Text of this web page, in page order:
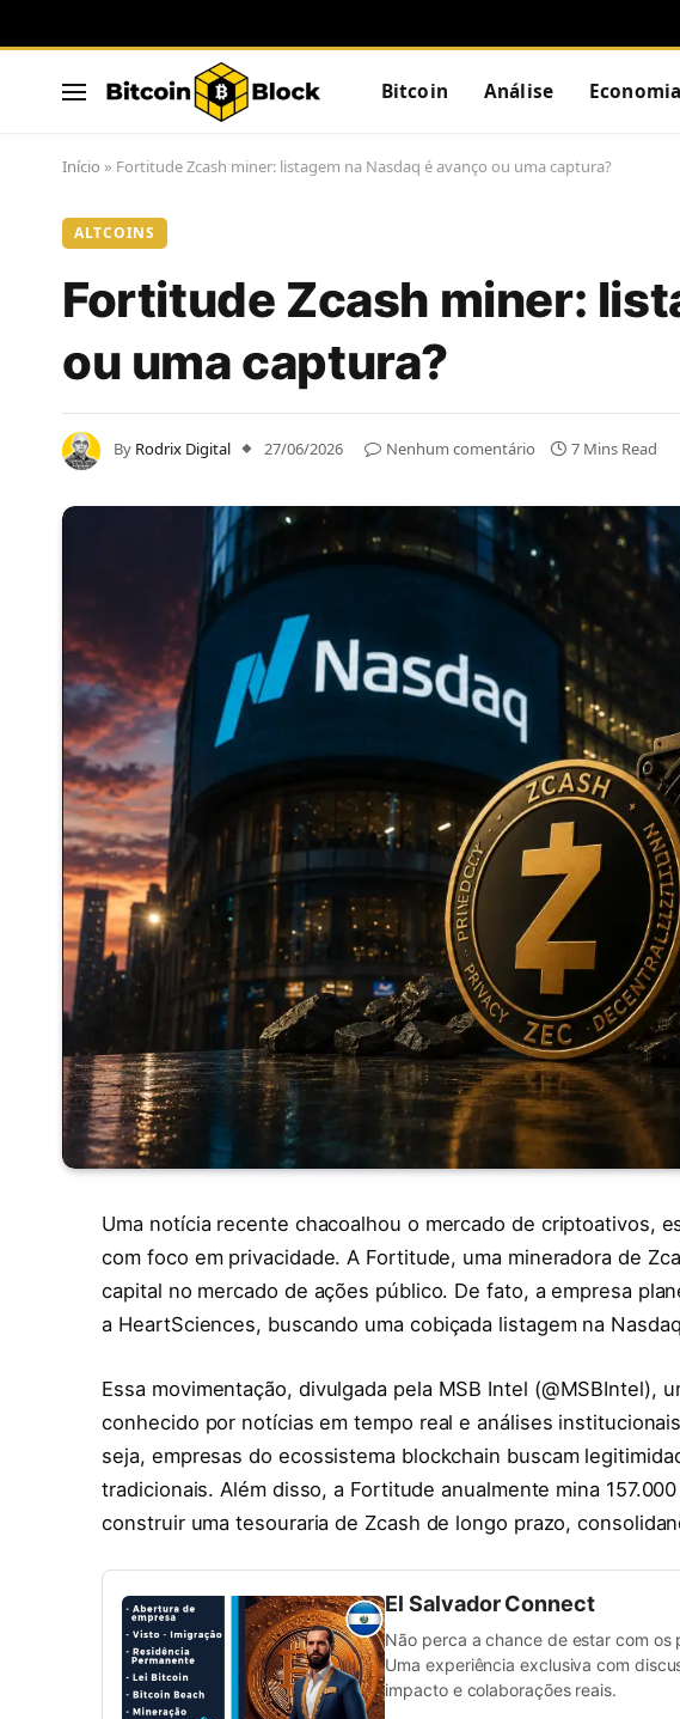
Bitcoin Análise Economia
Início » Fortitude Zcash miner: listagem na Nasdaq é avanço ou uma captura?
ALTCOINS
Fortitude Zcash miner:
ou uma captura?
By Rodrix Digital 27/06/2026 Nenhum comentário 7 Mins Read
Uma notícia recente chacoalhou o mercado de criptoativos,
com foco em privacidade. A Fortitude, uma mineradora de
capital no mercado de ações público. De fato, a empresa
a HeartSciences, buscando uma cobiçada listagem na
Essa movimentação, divulgada pela MSB Intel (@MSBIntel),
conhecido por notícias em tempo real e análises
seja, empresas do ecossistema blockchain buscam
tradicionais. Além disso, a Fortitude anualmente mina
construir uma tesouraria de Zcash de longo prazo,
El Salvador Connect
Não perca a chance de estar com
Uma experiência exclusiva com
impacto e colaborações reais.